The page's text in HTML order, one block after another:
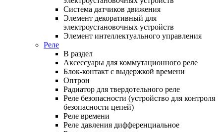
Система датчиков движения
Элемент декоративный для
электроустановочных устройств
Элемент интеллектуального управления
Реле
В раздел
Аксессуары для коммутационного реле
Блок-контакт с выдержкой времени
Оптрон
Радиатор для твердотельного реле
Реле безопасности (устройство для контроля
безопасности цепей)
Реле времени
Реле давления дифференциальное